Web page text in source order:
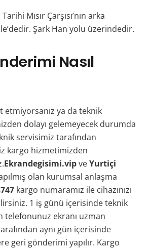
Mısır Çarşısı’nın arka
Şark Han yolu üzerindedir.
Nasıl
etmiyorsanız ya da teknik
dolayı gelemeyecek durumda
servisimiz tarafından
kargo hizmetimizden
Ekrandegisimi.vipveYurtiçi
olan kurumsal anlaşma
kargo numaramız ile cihazınızı
1 iş günü içerisinde teknik
telefonunuz ekranı uzman
aynı gün içerisinde
geri gönderimi yapılır. Kargo